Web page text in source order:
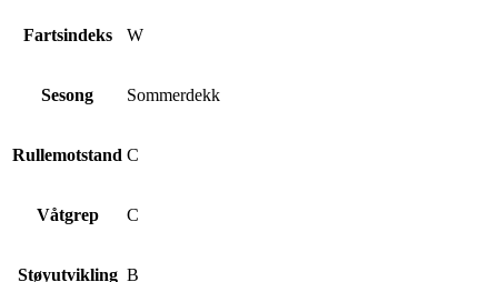
Fartsindeks W
Sesong Sommerdekk
Rullemotstand C
Våtgrep C
Støyutvikling B